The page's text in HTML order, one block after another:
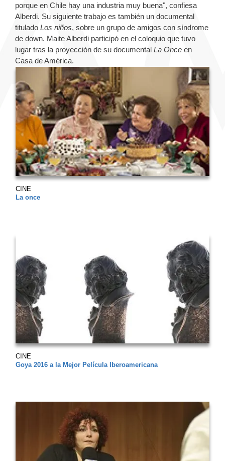
porque en Chile hay una industria muy buena", confiesa
Alberdi. Su siguiente trabajo es también un documental
titulado Los niños, sobre un grupo de amigos con síndrome
de down. Maite Alberdi participó en el coloquio que tuvo
lugar tras la proyección de su documental La Once en
Casa de América.
CINE
La once
CINE
Goya 2016 a la Mejor Película Iberoamericana